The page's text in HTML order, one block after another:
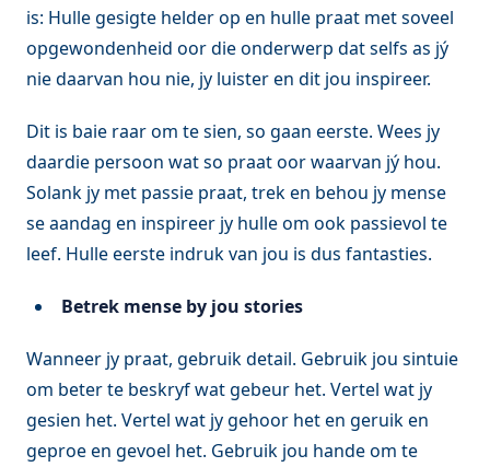
is: Hulle gesigte helder op en hulle praat met soveel
opgewondenheid oor die onderwerp dat selfs as jý
nie daarvan hou nie, jy luister en dit jou inspireer.
Dit is baie raar om te sien, so gaan eerste. Wees jy
daardie persoon wat so praat oor waarvan jý hou.
Solank jy met passie praat, trek en behou jy mense
se aandag en inspireer jy hulle om ook passievol te
leef. Hulle eerste indruk van jou is dus fantasties.
Betrek mense by jou stories
Wanneer jy praat, gebruik detail. Gebruik jou sintuie
om beter te beskryf wat gebeur het. Vertel wat jy
gesien het. Vertel wat jy gehoor het en geruik en
geproe en gevoel het. Gebruik jou hande om te